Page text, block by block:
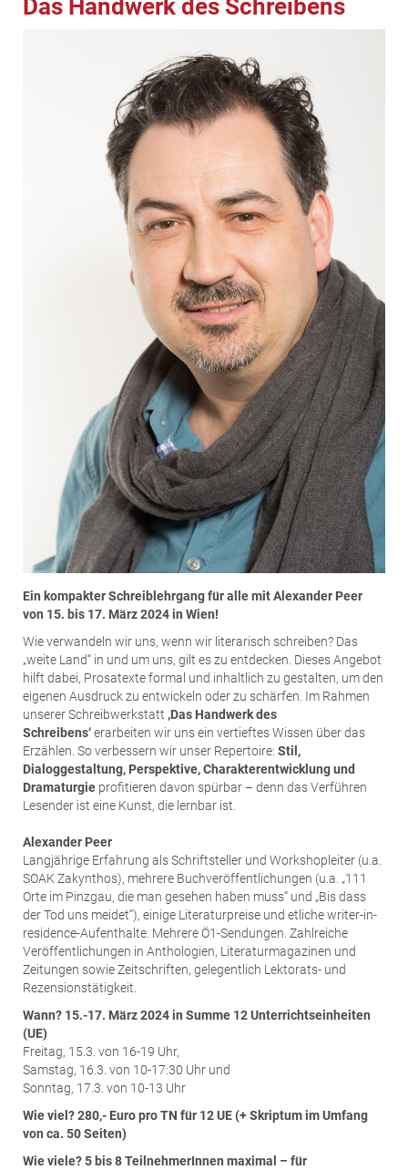
Das Handwerk des Schreibens
Ein kompakter Schreiblehrgang für alle mit Alexander Peer
von 15. bis 17. März 2024 in Wien!
Wie verwandeln wir uns, wenn wir literarisch schreiben? Das
„weite Land“ in und um uns, gilt es zu entdecken. Dieses Angebot
hilft dabei, Prosatexte formal und inhaltlich zu gestalten, um den
eigenen Ausdruck zu entwickeln oder zu schärfen. Im Rahmen
unserer Schreibwerkstatt ‚Das Handwerk des
Schreibens‘erarbeiten wir uns ein vertieftes Wissen über das
Erzählen. So verbessern wir unser Repertoire: Stil,
Dialoggestaltung, Perspektive, Charakterentwicklung und
Dramaturgie profitieren davon spürbar – denn das Verführen
Lesender ist eine Kunst, die lernbar ist.
Alexander Peer
Langjährige Erfahrung als Schriftsteller und Workshopleiter (u.a.
SOAK Zakynthos), mehrere Buchveröffentlichungen (u.a. „111
Orte im Pinzgau, die man gesehen haben muss“ und „Bis dass
der Tod uns meidet“), einige Literaturpreise und etliche writer-in-
residence-Aufenthalte. Mehrere Ö1-Sendungen. Zahlreiche
Veröffentlichungen in Anthologien, Literaturmagazinen und
Zeitungen sowie Zeitschriften, gelegentlich Lektorats- und
Rezensionstätigkeit.
Wann? 15.-17. März 2024 in Summe 12 Unterrichtseinheiten
(UE)
Freitag, 15.3. von 16-19 Uhr,
Samstag, 16.3. von 10-17:30 Uhr und
Sonntag, 17.3. von 10-13 Uhr
Wie viel? 280,- Euro pro TN für 12 UE (+ Skriptum im Umfang
von ca. 50 Seiten)
Wie viele? 5 bis 8 TeilnehmerInnen maximal – für